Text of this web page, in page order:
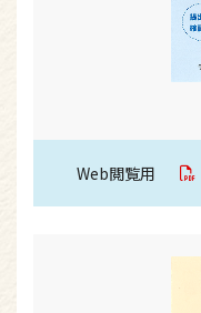
Web閲覧用